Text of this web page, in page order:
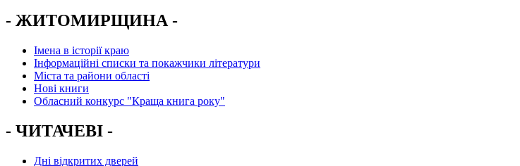
- ЖИТОМИРЩИНА -
Імена в історії краю
Інформаційні списки та покажчики літератури
Міста та райони області
Нові книги
Обласний конкурс "Краща книга року"
- ЧИТАЧЕВІ -
Дні відкритих дверей